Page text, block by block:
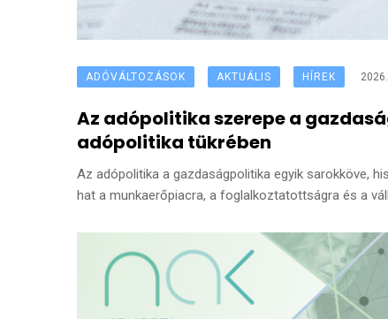
ADÓVÁLTOZÁSOK AKTUÁLIS HÍREK
Az adópolitika szerepe a
adópolitika tükrében
Az adópolitika a gazdaságpolitika egyik sarokköve,
hat a munkaerőpiacra, a foglalkoztatottságra és a